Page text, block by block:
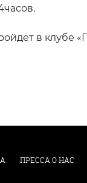
в клубе
ПРЕССА О НАС